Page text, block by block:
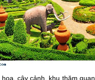
cây cảnh, khu thăm